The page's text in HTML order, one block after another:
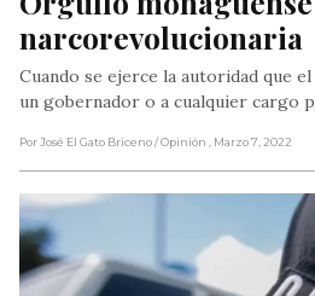
narcorevolucionaria
Cuando se ejerce la autoridad que
un gobernador o a cualquier cargo
Por José El Gato Briceno/ Opinión , Marzo 7, 2022